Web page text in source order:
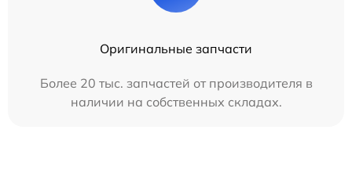
Оригинальные запчасти
Более 20 тыс. запчастей от производителя в
наличии на собственных складах.